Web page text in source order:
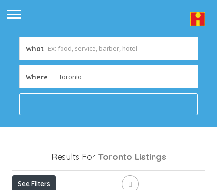
What
Where
Results For Toronto Listings
See Filters